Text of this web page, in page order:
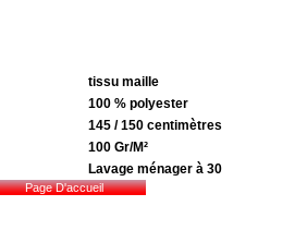
tissu maille
100 % polyester
145 / 150 centimètres
100 Gr/M²
Lavage ménager à 30